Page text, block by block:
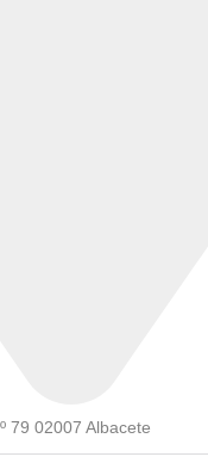
79 02007 Albacete